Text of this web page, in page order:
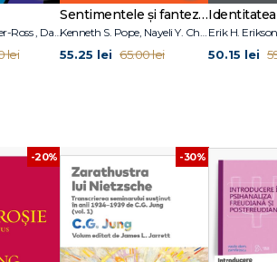
Dr. Elisabeth Kübler-Ross , David Kessler
lei
Sentimentele și fanteziile sexuale ale terapeuților
55.25 lei 65.00 lei
Erik H. Erikson
50.15 lei
-20% -30%